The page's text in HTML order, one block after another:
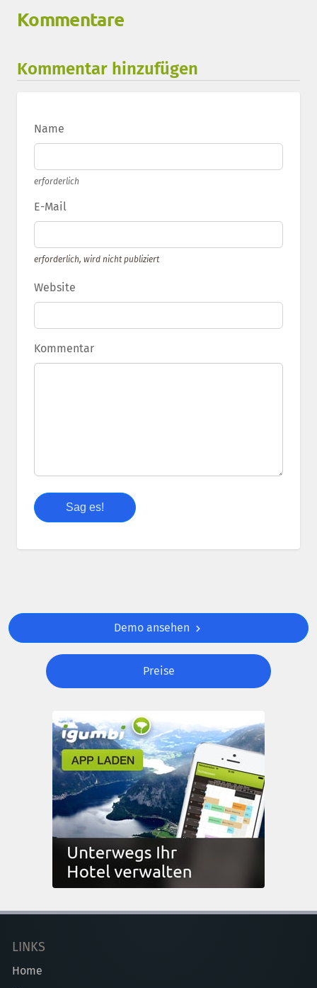
Kommentare
Kommentar hinzufügen
Name
erforderlich
E-Mail
erforderlich, wird nicht publiziert
Website
Kommentar
Demo ansehen
Preise
LINKS
Home